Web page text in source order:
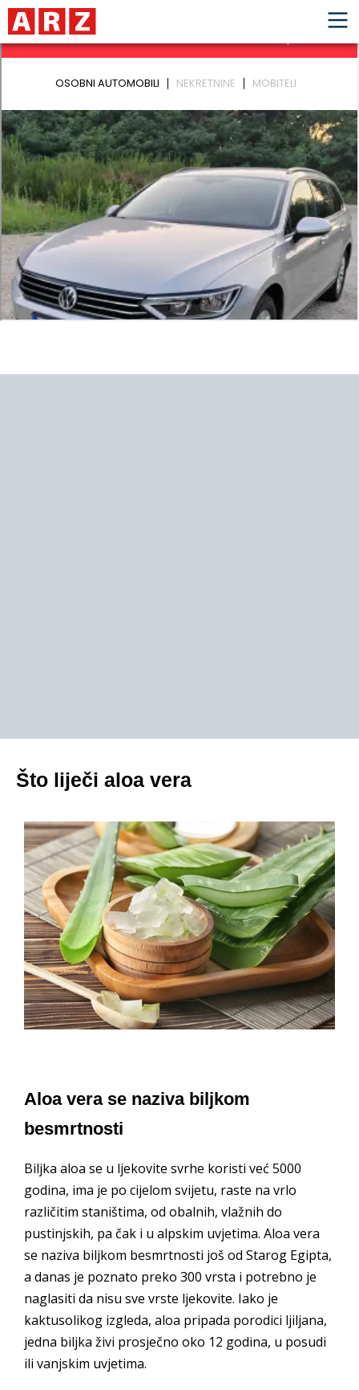
Što liječi aloa vera
Aloa vera se naziva biljkom
besmrtnosti
Biljka aloa se u ljekovite svrhe koristi već 5000
godina, ima je po cijelom svijetu, raste na vrlo
različitim staništima, od obalnih, vlažnih do
pustinjskih, pa čak i u alpskim uvjetima. Aloa vera
se naziva biljkom besmrtnosti još od Starog Egipta,
a danas je poznato preko 300 vrsta i potrebno je
naglasiti da nisu sve vrste ljekovite. Iako je
kaktusolikog izgleda, aloa pripada porodici ljiljana,
jedna biljka živi prosječno oko 12 godina, u posudi
ili vanjskim uvjetima.